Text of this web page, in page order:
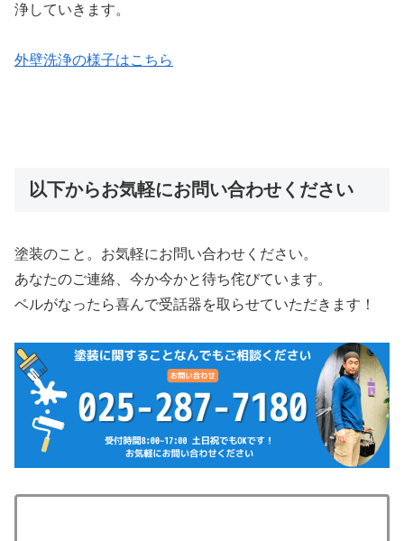
浄していきます。
外壁洗浄の様子はこちら
以下からお気軽にお問い合わせください
塗装のこと。お気軽にお問い合わせください。
あなたのご連絡、今か今かと待ち侘びています。
ベルがなったら喜んで受話器を取らせていただきます！